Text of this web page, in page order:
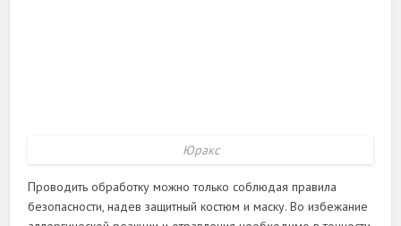
Юракс
Проводить обработку можно только соблюдая правила
безопасности, надев защитный костюм и маску. Во избежание